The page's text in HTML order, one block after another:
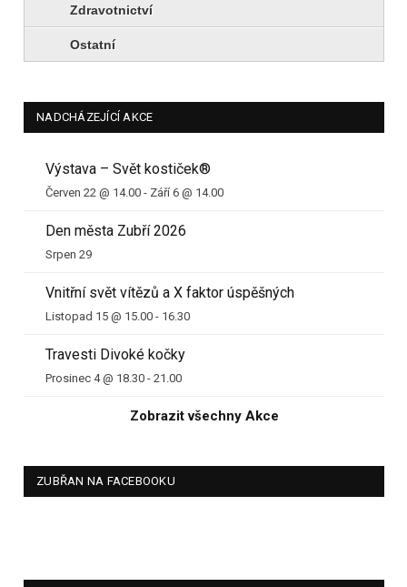
Zdravotnictví
Ostatní
NADCHÁZEJÍCÍ AKCE
Výstava – Svět kostiček®
Červen 22 @ 14.00 - Září 6 @ 14.00
Den města Zubří 2026
Srpen 29
Vnitřní svět vítězů a X faktor úspěšných
Listopad 15 @ 15.00 - 16.30
Travesti Divoké kočky
Prosinec 4 @ 18.30 - 21.00
Zobrazit všechny Akce
ZUBŘAN NA FACEBOOKU